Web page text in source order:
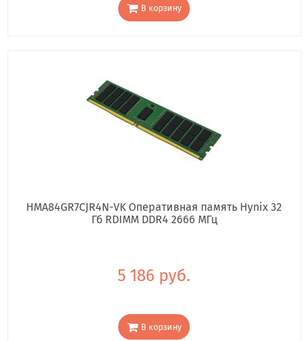
В корзину
HMA84GR7CJR4N-VK Оперативная память Hynix 32
Гб RDIMM DDR4 2666 МГц
5 186 руб.
В корзину